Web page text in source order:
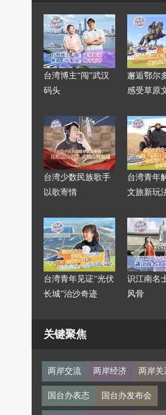
台湾博主“闯”武汉
码头
邂逅鄂尔
感受草原
台湾少数民族歌手
以歌寄情
台湾青年
文旅新玩
台湾青年见证“光伏
长城”治沙奇迹
识江南名
风骨
关键聚焦
两岸交流 两岸经济 两岸关
国台办表态 国台办发布会